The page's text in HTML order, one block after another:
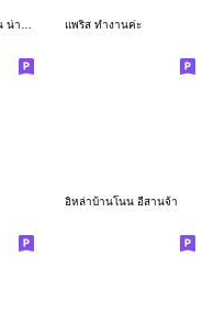
แพริส ทำงานค่ะ
อิหล่าบ้านโนน อีสานจ้า